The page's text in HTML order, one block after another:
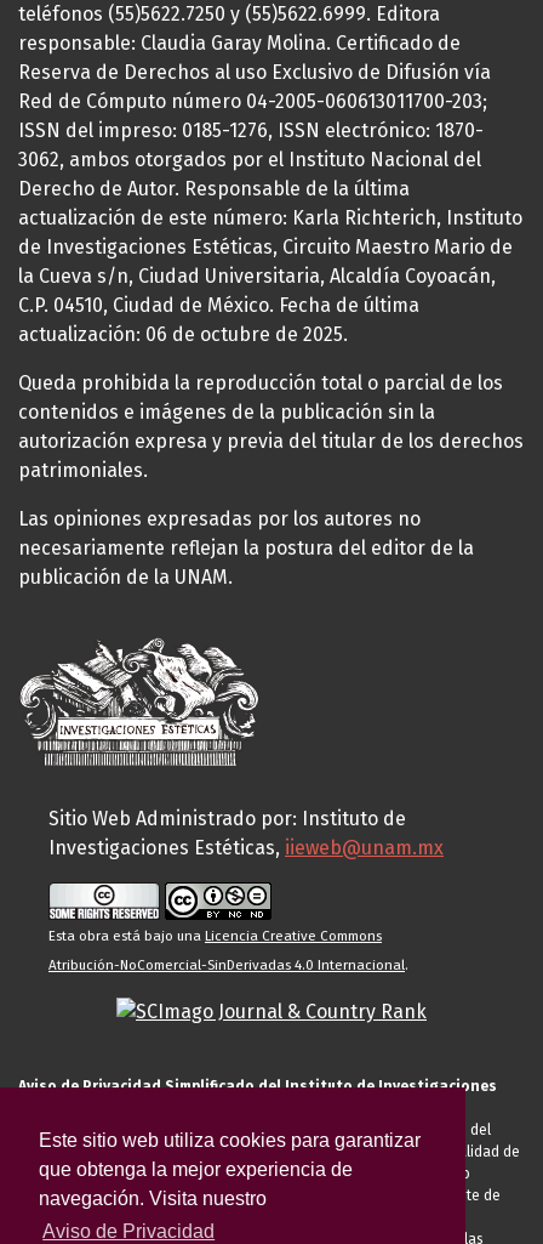
Este sitio web utiliza cookies para garantizar
que obtenga la mejor experiencia de
navegación. Visita nuestro
Aviso de Privacidad
teléfonos (55)5622.7250 y (55)5622.6999. Editora
responsable: Claudia Garay Molina. Certificado de
Reserva de Derechos al uso Exclusivo de Difusión vía
Red de Cómputo número 04-2005-060613011700-203;
ISSN del impreso: 0185-1276, ISSN electrónico: 1870-
3062, ambos otorgados por el Instituto Nacional del
Derecho de Autor. Responsable de la última
actualización de este número: Karla Richterich, Instituto
de Investigaciones Estéticas, Circuito Maestro Mario de
la Cueva s/n, Ciudad Universitaria, Alcaldía Coyoacán,
C.P. 04510, Ciudad de México. Fecha de última
actualización: 06 de octubre de 2025.
Queda prohibida la reproducción total o parcial de los
contenidos e imágenes de la publicación sin la
autorización expresa y previa del titular de los derechos
patrimoniales.
Las opiniones expresadas por los autores no
necesariamente reflejan la postura del editor de la
publicación de la UNAM.
Sitio Web Administrado por: Instituto de
Investigaciones Estéticas, iieweb@unam.mx
Esta obra está bajo una Licencia Creative Commons
Atribución-NoComercial-SinDerivadas 4.0 Internacional.
Aviso de Privacidad Simplificado del Instituto de Investigaciones
El Instituto de Investigaciones Estéticas de la UNAM, es responsable del
tratamiento de sus datos personales para el registro de usted en calidad de
alumno, docente, personal de la entidad académica, conferencista o
invitado externo (nacional o extranjero), visitante, proveedor o cliente de
anteriormente descritas u otras aquellas exigidas legalmente o por las